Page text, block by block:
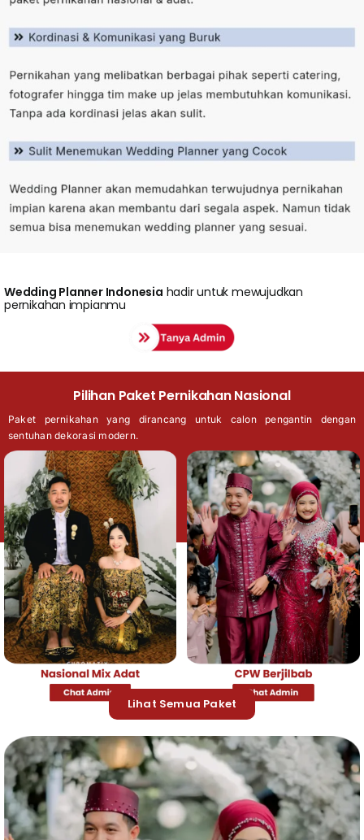
Wedding Planner Indonesia hadir untuk mewujudkan
pernikahan impianmu
Pilihan Paket Pernikahan Nasional
Paket pernikahan yang dirancang untuk calon pengantin dengan
sentuhan dekorasi modern.
Lihat Semua Paket